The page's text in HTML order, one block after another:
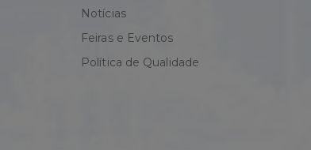
Notícias
Feiras e Eventos
Política de Qualidade